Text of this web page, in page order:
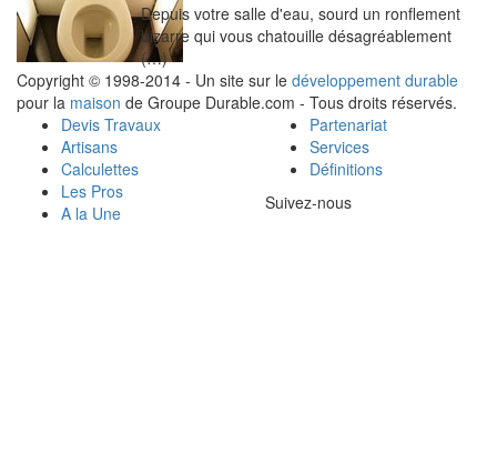
Depuis votre salle d'eau, sourd un ronflement
bizarre qui vous chatouille désagréablement
(…)
Copyright © 1998-2014 - Un site sur le développement durable
pour la maison de Groupe Durable.com - Tous droits réservés.
Devis Travaux
Artisans
Calculettes
Les Pros
A la Une
Partenariat
Services
Définitions
Suivez-nous